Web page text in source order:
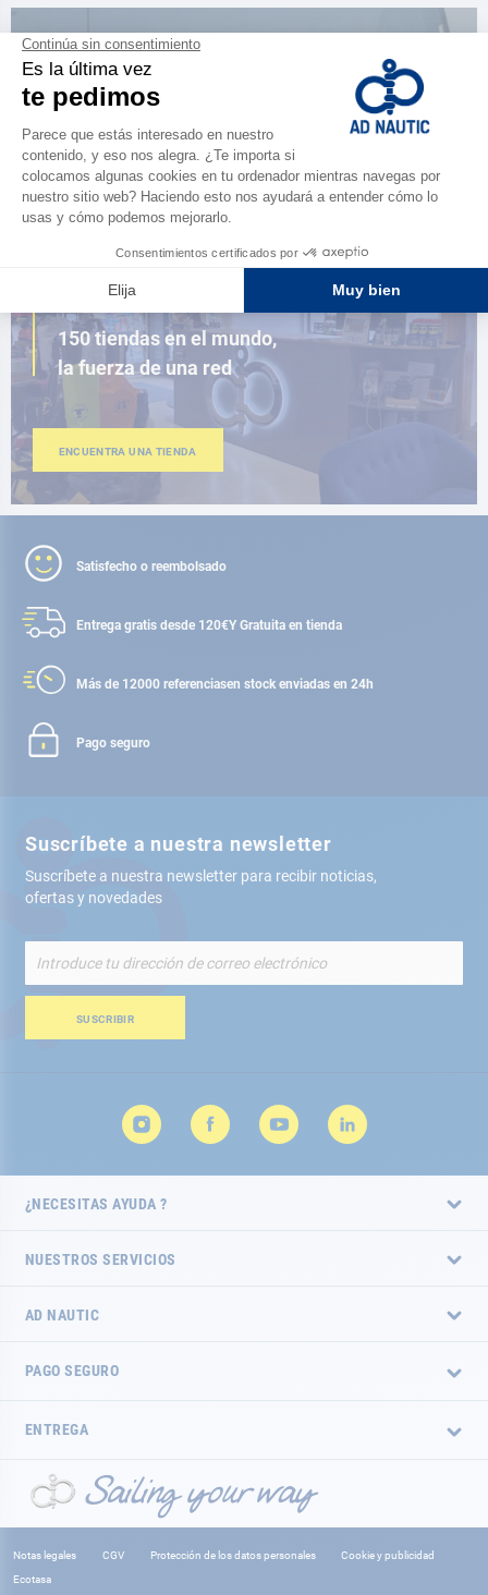
ESPACIO FIDELIDAD
¿Eres apasionado?
Benefíciate de ventajas exclusivas
AD FIDELITY
CERCA DE TI
150 tiendas en el mundo,
la fuerza de una red
ENCUENTRA UNA TIENDA
Satisfecho o reembolsado
Entrega gratis desde 120€Y Gratuita en tienda
Más de 12000 referenciasen stock enviadas en 24h
Pago seguro
Suscríbete a nuestra newsletter
Suscríbete a nuestra newsletter para recibir noticias,
ofertas y novedades
nuestro
de
SUSCRIBIR
¿NECESITAS AYUDA ?
NUESTROS SERVICIOS
AD NAUTIC
PAGO SEGURO
ENTREGA
Notas legales CGV Protección de los datos personales
Cookie y publicidad
Ecotasa